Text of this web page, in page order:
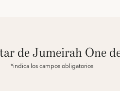
de Jumeirah One
*indica los campos obligatorios